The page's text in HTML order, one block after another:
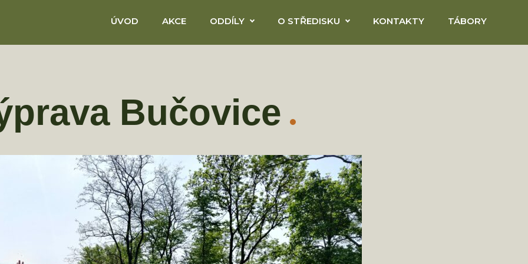
ÚVOD AKCE ODDÍLY O STŘEDISKU KONTAKTY TÁBORY
Bučovice